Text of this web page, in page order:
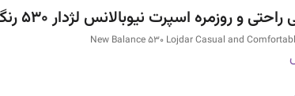
و روزمره اسپرت نیوبالانس لژدار ۵۳۰ رنگ بعدی
New Balance 530 Lojdar Casual and